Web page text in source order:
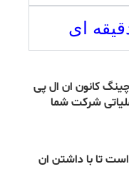
کانون ان ال پی
شرکت شما
تا با داشتن ان